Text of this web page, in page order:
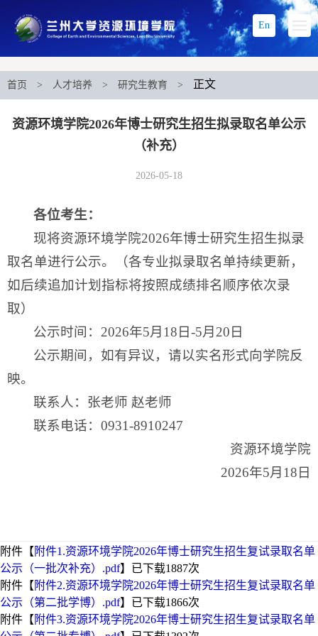
En
首页 > 人才培养 > 研究生教育 > 正文
资源环境学院2026年博士研究生招生拟录取名单公示
（补充）
2026-05-18
各位考生：
现将资源环境学院2026年博士研究生招生拟录
取名单进行公示。（各专业拟录取名单持续更新，
如后续追加计划指标将按照成绩排名顺序依次录
取）
公示时间：2026年5月18日-5月20日
公示期间，如有异议，请以实名形式向学院反
映。
联系人：张老师 赵老师
联系电话：0931-8910247
资源环境学院
2026年5月18日
附件【 附件1.资源环境学院2026年博士研究生招生复试录取名单
公示（一批次补充）.pdf】已下载1887次
附件【 附件2.资源环境学院2026年博士研究生招生复试录取名单
公示（第二批学博）.pdf】已下载1866次
附件【 附件3.资源环境学院2026年博士研究生招生复试录取名单